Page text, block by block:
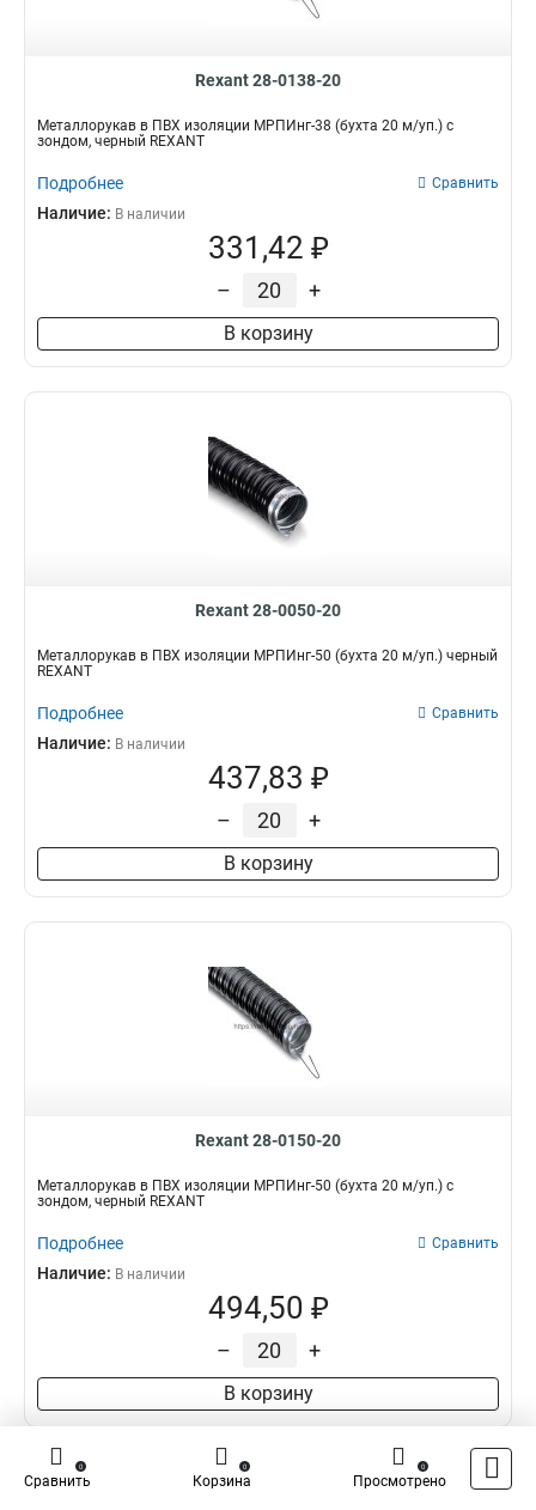
Rexant 28-0138-20
Металлорукав в ПВХ изоляции МРПИнг-38 (бухта 20 м/уп.) с
зондом, черный REXANT
Подробнее Сравнить
Наличие: В наличии
331,42 ₽
– +
В корзину
Rexant 28-0050-20
Металлорукав в ПВХ изоляции МРПИнг-50 (бухта 20 м/уп.) черный
REXANT
Подробнее Сравнить
Наличие: В наличии
437,83 ₽
– +
В корзину
Rexant 28-0150-20
Металлорукав в ПВХ изоляции МРПИнг-50 (бухта 20 м/уп.) с
зондом, черный REXANT
Подробнее Сравнить
Наличие: В наличии
494,50 ₽
– +
В корзину
Товар снятый с производства
Сравнить
0
Корзина
0
Просмотрено
0